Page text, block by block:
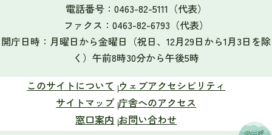
電話番号： 0463-82-5111 （代表）
ファクス： 0463-82-6793 （代表）
開庁日時：月曜日から金曜日（祝日、12月29日から1月3日を除
く）午前8時30分から午後5時
このサイトについて ウェブアクセシビリティ
サイトマップ 庁舎へのアクセス
窓口案内 お問い合わせ